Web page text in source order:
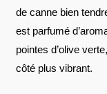
de canne bien
est parfumé
pointes d’olive
côté plus vibrant.